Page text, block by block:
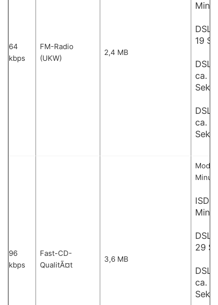
64
kbps
FM-Radio
(UKW)
2,4 MB
DSL
19
DSL
ca.
DSL
ca. 3
96
kbps
Fast-CD-
QualitÃ¤t
3,6 MB
DSL
29
DSL
ca.